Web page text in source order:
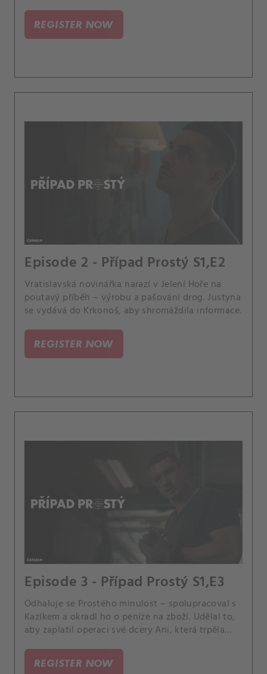
REGISTER NOW
Episode 2 - Případ Prostý S1,E2
Vratislavská novinářka narazí v Jelení Hoře na
poutavý příběh – výrobu a pašování drog. Justyna
se vydává do Krkonoš, aby shromáždila informace.
REGISTER NOW
Episode 3 - Případ Prostý S1,E3
Odhaluje se Prostého minulost – spolupracoval s
Kazíkem a okradl ho o peníze na zboží. Udělal to,
aby zaplatil operaci své dcery Ani, která trpěla
REGISTER NOW